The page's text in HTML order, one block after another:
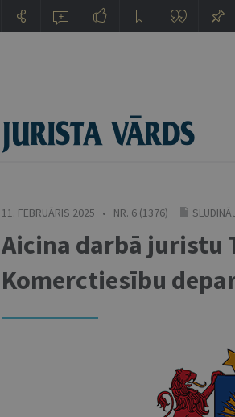
11. FEBRUĀRIS 2025 • NR. 6 (1376)
Aicina darbā
Komerctiesību